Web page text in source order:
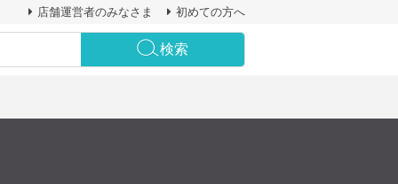
店舗運営者のみなさま 初めての方へ
検索